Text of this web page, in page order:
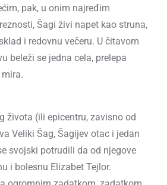
pak, u onim najređim
Šagi živi napet kao struna,
i redovnu večeru. U čitavom
beleži se jedna cela, prelepa
života (ili epicentru, zavisno od
Veliki Šag, Šagijev otac i jedan
svojski potrudili da od njegove
i bolesnu Elizabet Tejlor.